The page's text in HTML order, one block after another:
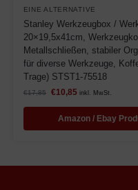
EINE ALTERNATIVE
Stanley Werkzeugbox /
20×19,5x41cm,
Metallschließen, stabiler
für diverse Werkzeuge,
Trage) STST1-75518
€17,85 €10,85 inkl. MwSt.
Amazon / Ebay